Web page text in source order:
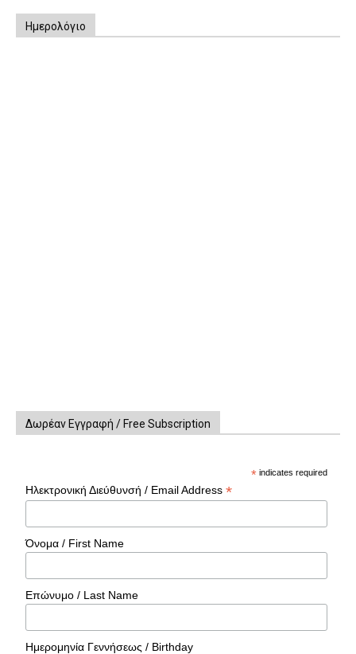
Ημερολόγιο
Δωρέαν Εγγραφή / Free Subscription
* indicates required
Ηλεκτρονική Διεύθυνσή / Email Address*
Όνομα / First Name
Επώνυμο / Last Name
Ημερομηνία Γεννήσεως / Birthday